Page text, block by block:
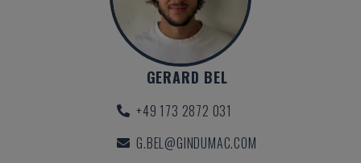
GERARD BEL
+49 173 2872 031
G.BEL@GINDUMAC.COM